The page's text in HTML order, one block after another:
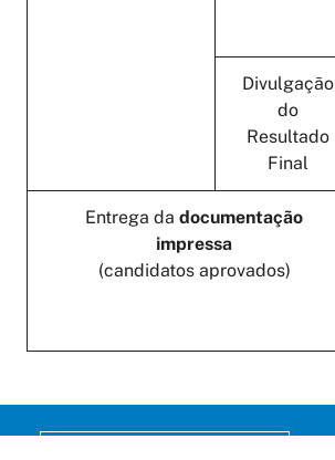
Divulgação
do
Resultado
Final
Entrega da documentação
impressa
(candidatos aprovados)